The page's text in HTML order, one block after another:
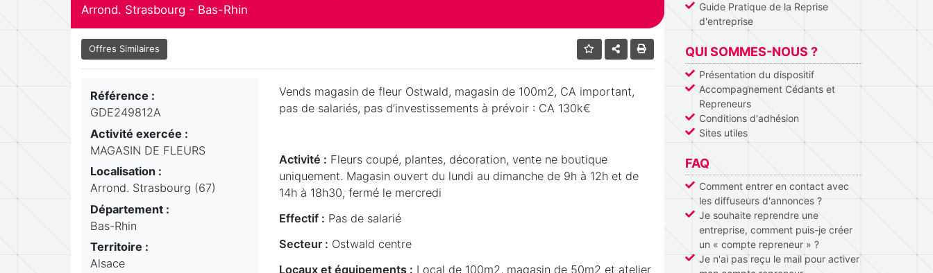
Arrond. Strasbourg - Bas-Rhin
Offres Similaires
Référence :
GDE249812A
Activité exercée :
MAGASIN DE FLEURS
Localisation :
Arrond. Strasbourg (67)
Département :
Bas-Rhin
Territoire :
Alsace
Vends magasin de fleur Ostwald, magasin de 100m2, CA important,
pas de salariés, pas d’investissements à prévoir : CA 130k€
Activité : Fleurs coupé, plantes, décoration, vente ne boutique
uniquement. Magasin ouvert du lundi au dimanche de 9h à 12h et de
14h à 18h30, fermé le mercredi
Effectif : Pas de salarié
Secteur : Ostwald centre
Locaux et équipements : Local de 100m2, magasin de 50m2 et atelier
Guide Pratique de la Reprise
d'entreprise
QUI SOMMES-NOUS ?
Présentation du dispositif
Accompagnement Cédants et
Repreneurs
Conditions d'adhésion
Sites utiles
FAQ
Comment entrer en contact avec
les diffuseurs d'annonces ?
Je souhaite reprendre une
entreprise, comment puis-je créer
un « compte repreneur » ?
Je n'ai pas reçu le mail pour activer